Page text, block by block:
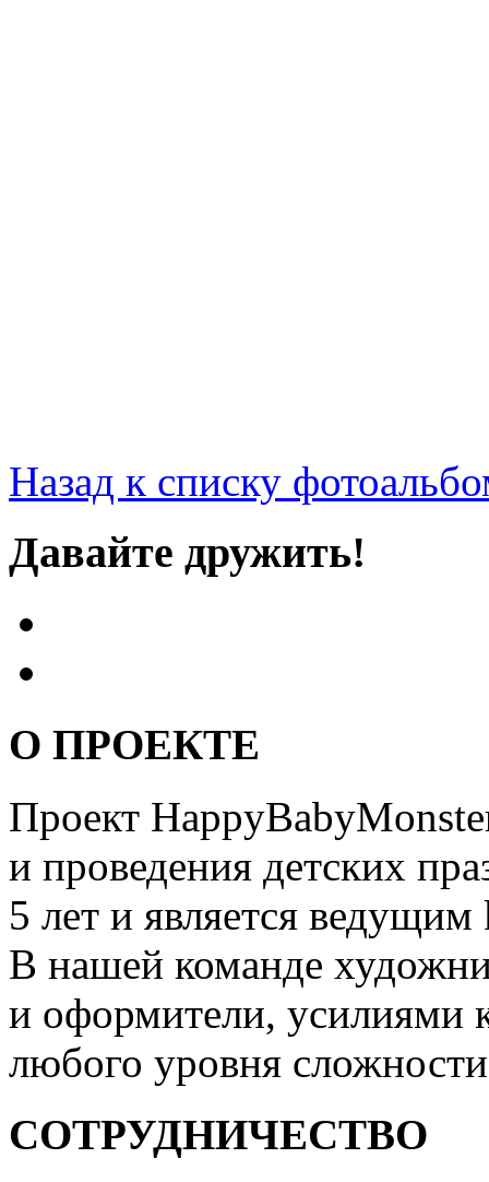
Назад к списку
Давайте дружить!
О ПРОЕКТЕ
Проект
и проведения детских
5 лет и является
В нашей команде
и оформители, усилиями
любого уровня
СОТРУДНИЧЕСТВО